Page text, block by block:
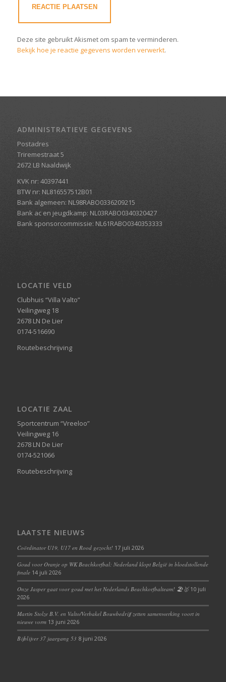
Deze site gebruikt Akismet om spam te verminderen.
Bekijk hoe je reactie gegevens worden verwerkt.
ADMINISTRATIEVE GEGEVENS
Postadres
Triremestraat 5
2672 LB Naaldwijk
KVK nr: 40397441
BTW nr: NL816557512B01
Bank algemeen: NL98RABO0336209215
Bank ac en jeugdkamp: NL03RABO0340320427
Bank sponsorcommissie: NL61RABO0340353333
LOCATIE VELD
Clubhuis “Villa Valto”
Veilingweg 18
2678 LN De Lier
0174-516690
Routebeschrijving
LOCATIE ZAAL
Sportcentrum “Vreeloo”
Veilingweg 16
2678 LN De Lier
0174-521066
Routebeschrijving
LAATSTE NIEUWS
Coördinator U19, U17 en Rood gezocht! 17 juli 2026
Goud voor Oranje op WK Beachkorfbal: Nederland klopt België in bloedstollende
finale 14 juli 2026
Onze Jasper gaat voor goud met het Nederlands Beachkorfbalteam! 🏖️🥇 10 juli
2026
Martin Stolze B.V. en Valto/Verbakel Bouwbedrijf zetten samenwerking voort in
nieuwe vorm 13 juni 2026
Bijblijver 37 jaargang 53 8 juni 2026